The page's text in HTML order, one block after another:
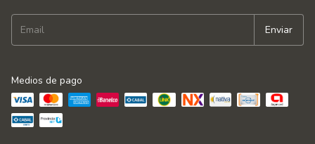
Medios de pago